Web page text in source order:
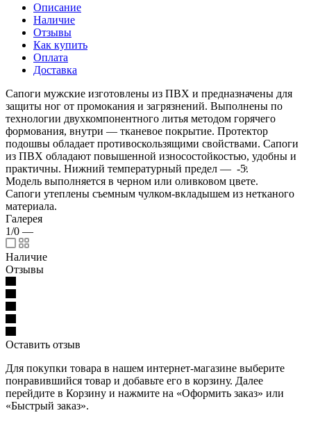
Описание
Наличие
Отзывы
Как купить
Оплата
Доставка
Сапоги мужские изготовлены из ПВХ и предназначены для
защиты ног от промокания и загрязнений. Выполнены по
технологии двухкомпонентного литья методом горячего
формования, внутри — тканевое покрытие. Протектор
подошвы обладает противоскользящими свойствами. Сапоги
из ПВХ обладают повышенной износостойкостью, удобны и
практичны. Нижний температурный предел — -5ͦ.
Модель выполняется в черном или оливковом цвете.
Сапоги утеплены съемным чулком-вкладышем из нетканого
материала.
Галерея
1/0 —
Наличие
Отзывы
Оставить отзыв
Для покупки товара в нашем интернет-магазине выберите
понравившийся товар и добавьте его в корзину. Далее
перейдите в Корзину и нажмите на «Оформить заказ» или
«Быстрый заказ».